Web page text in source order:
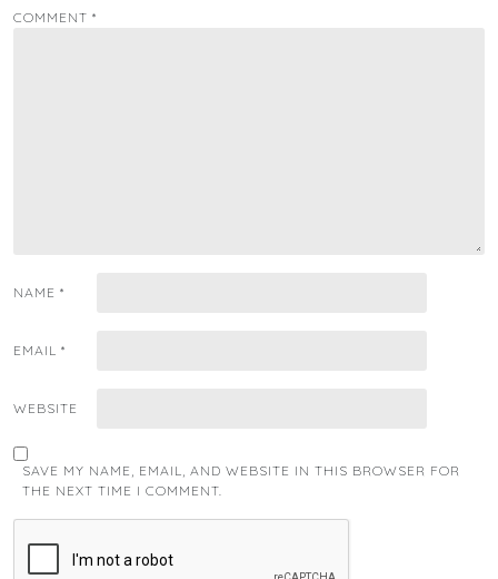
COMMENT *
NAME *
EMAIL *
WEBSITE
SAVE MY NAME, EMAIL, AND WEBSITE IN THIS BROWSER FOR
THE NEXT TIME I COMMENT.